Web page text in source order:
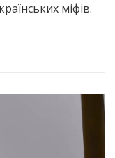
міфів.